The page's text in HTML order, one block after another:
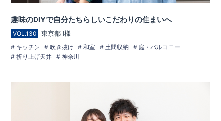
趣味のDIYで自分たちらしいこだわりの住まいへ
VOL.130 東京都 I様
キッチン 吹き抜け 和室 土間収納
庭・バルコニー
折り上げ天井
神奈川